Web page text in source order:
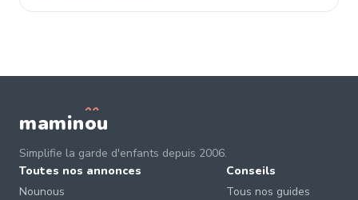
maminou
Simplifie la garde d'enfants depuis 2006.
Toutes nos annonces
Nounous
Conseils
Tous nos guides